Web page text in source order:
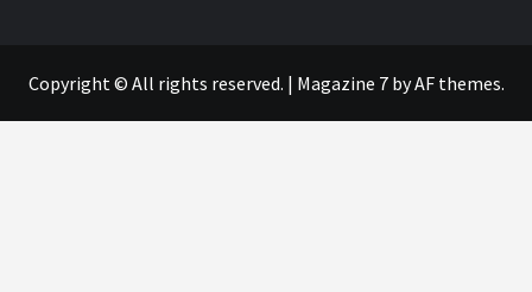
Copyright © All rights reserved. | Magazine 7by AF themes.